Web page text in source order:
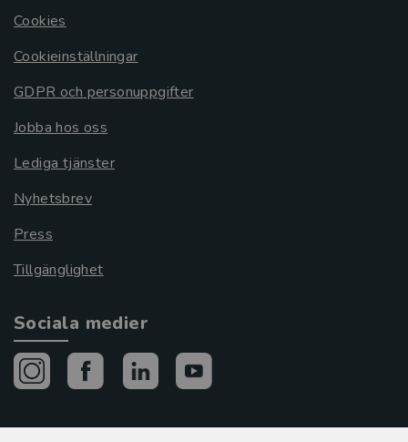
Cookies
Cookieinställningar
GDPR och personuppgifter
Jobba hos oss
Lediga tjänster
Nyhetsbrev
Press
Tillgänglighet
Sociala medier